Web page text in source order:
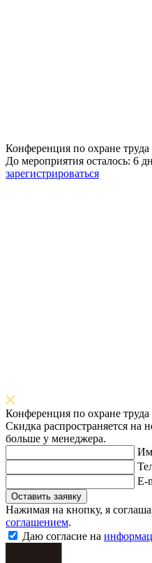
Конференция по охране труда
До мероприятия осталось: 6
зарегистрироваться
Конференция по охране труда
Скидка распространяется на
больше у менеджера.
E-
Оставить заявку
Нажимая на кнопку, я
соглашением.
Даю согласие на